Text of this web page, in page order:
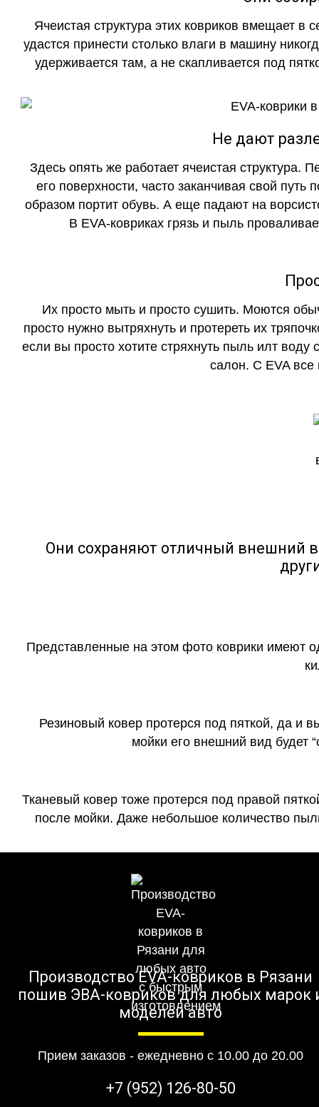
Ячеистая структура этих ковриков вмещает в
удастся принести столько влаги в машину
удерживается там, а не скапливается под
Не дают
Здесь опять же работает ячеистая структура.
его поверхности, часто заканчивая свой
образом портит обувь. А еще падают на
В EVA-ковриках грязь и пыль
Их просто мыть и просто сушить. Моются
просто нужно вытряхнуть и протереть их
если вы просто хотите стряхнуть пыль илт воду
салон. С EVA все
Они сохраняют отличный внешний
Представленные на этом фото коврики имеют
Резиновый ковер протерся под пяткой, да и
мойки его внешний вид будет
Тканевый ковер тоже протерся под правой
после мойки. Даже небольшое количество
Производство EVA-ковриков в Рязани
пошив ЭВА-ковриков для любых марок
моделей авто
Прием заказов - ежедневно с 10.00 до 20.00
+7 (952) 126-80-50